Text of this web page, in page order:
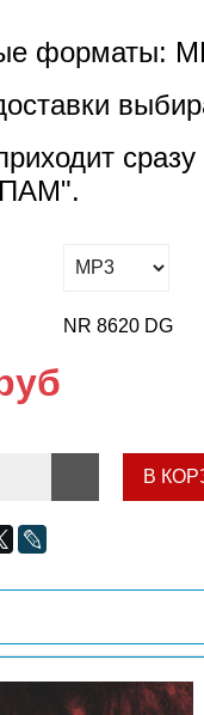
форматы:
NR 8620 DG
В